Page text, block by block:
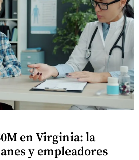
en Virginia: la
y empleadores